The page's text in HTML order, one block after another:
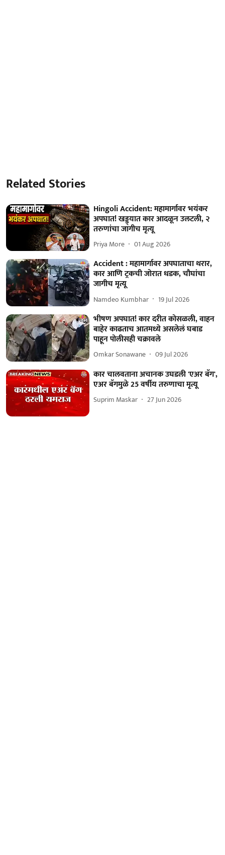
Related Stories
Hingoli Accident: महामार्गावर भयंकर
अपघात! खड्ड्यात कार आदळून उलटली, २
तरुणांचा जागीच मृत्यू
Priya More 01 Aug 2026
Accident : महामार्गावर अपघाताचा थरार,
कार आणि ट्रकची जोरात धडक, चौघांचा
जागीच मृत्यू
Namdeo Kumbhar 19 Jul 2026
भीषण अपघात! कार दरीत कोसळली, वाहन
बाहेर काढताच आतमध्ये असलेलं घबाड
पाहून पोलीसही चक्रावले
Omkar Sonawane 09 Jul 2026
कार चालवताना अचानक उघडली 'एअर बॅग',
एअर बॅगमुळे 25 वर्षीय तरुणाचा मृत्यू
Suprim Maskar 27 Jun 2026